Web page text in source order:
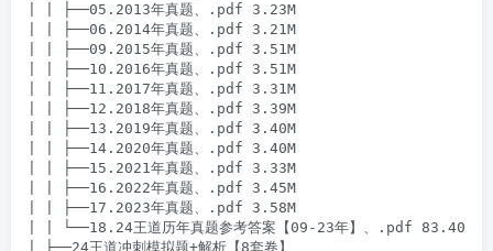
| | ├──05.2013年真题、.pdf 3.23M
| | ├──06.2014年真题、.pdf 3.21M
| | ├──09.2015年真题、.pdf 3.51M
| | ├──10.2016年真题、.pdf 3.51M
| | ├──11.2017年真题、.pdf 3.31M
| | ├──12.2018年真题、.pdf 3.39M
| | ├──13.2019年真题、.pdf 3.40M
| | ├──14.2020年真题、.pdf 3.40M
| | ├──15.2021年真题、.pdf 3.33M
| | ├──16.2022年真题、.pdf 3.45M
| | ├──17.2023年真题、.pdf 3.58M
| | └──18.24王道历年真题参考答案【09-23年】、.pdf 83.40M
| ├──24王道冲刺模拟题+解析【8套卷】